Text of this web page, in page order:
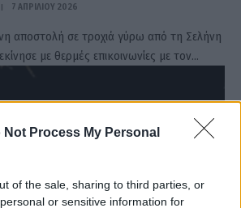
Not Process My Personal
of the sale, sharing to third parties, or
or sensitive information for
7 ΑΠΡΙΛΊΟΥ 2026
αποστολή σε τροχιά γύρω από τη Σελήνη
με θερμές επικοινωνίες με τον…